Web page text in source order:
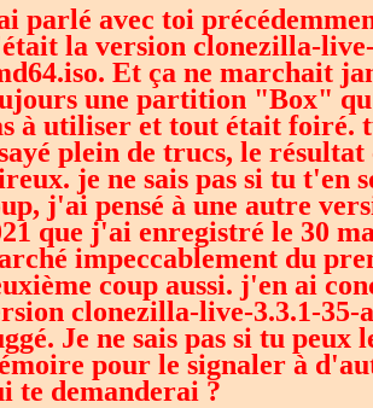
parlé avec toi
la version clonezilla-
Et ça ne marchait
une partition "Box"
à utiliser et tout était foiré.
plein de trucs, le
je ne sais pas si tu t'en
j'ai pensé à une autre
que j'ai enregistré le 30
impeccablement du
coup aussi. j'en ai
clonezilla-live-3.3.1-35-
Je ne sais pas si tu peux
pour le signaler à
te demanderai ?